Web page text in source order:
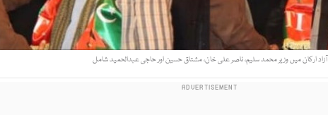
آزاد ارکان میں وزیر محمد سلیم، ناصر علی خان، مشتاق حسین اور حاجی عبدالحمید شامل